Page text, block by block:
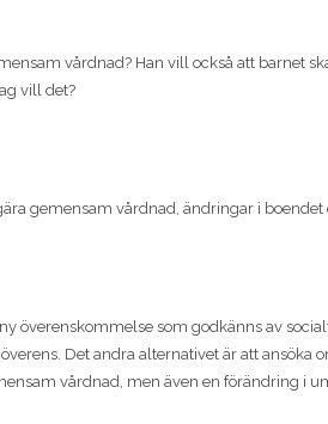
vårdnad? Han vill också att barnet
vill det?
gemensam vårdnad, ändringar i
överenskommelse som godkänns av
Det andra alternativet är att ansöka
vårdnad, men även en förändring i